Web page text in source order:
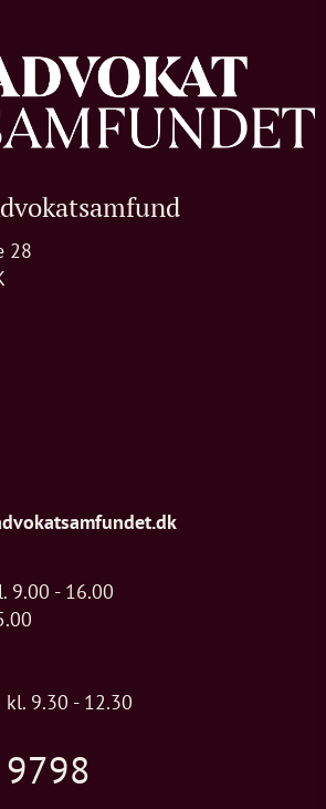
28
9.00 - 16.00
9.30 - 12.30